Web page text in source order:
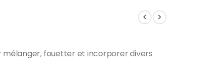
mélanger, fouetter et incorporer divers